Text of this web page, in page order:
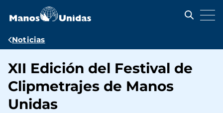
contenido
Ruta
navegación
Noticias
XII Edición del Festival de
Clipmetrajes de Manos
Unidas